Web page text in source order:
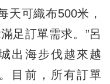
天可織布500米，
足訂單需求。”呂
出海步伐越來越
目前，所有訂單